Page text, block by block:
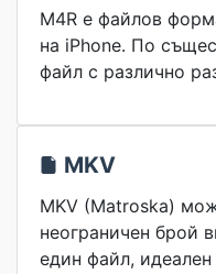
M4R е файлов
на iPhone. По
файл с различно
MKV
MKV (Matroska)
неограничен брой
един файл,